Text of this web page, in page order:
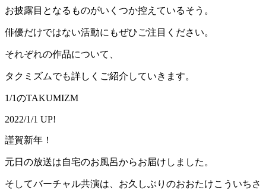
お披露目となるものがいくつか控えているそう。
俳優だけではない活動にもぜひご注目ください。
それぞれの作品について、
タクミズムでも詳しくご紹介していきます。
1/1のTAKUMIZM
2022/1/1 UP!
謹賀新年！
元日の放送は自宅のお風呂からお届けしました。
そしてバーチャル共演は、お久しぶりのおおたけこういちさ